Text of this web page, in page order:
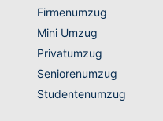
Firmenumzug
Mini Umzug
Privatumzug
Seniorenumzug
Studentenumzug